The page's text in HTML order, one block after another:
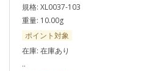
規格: XL0037-103
重量: 10.00g
ポイント対象
在庫: 在庫あり
..